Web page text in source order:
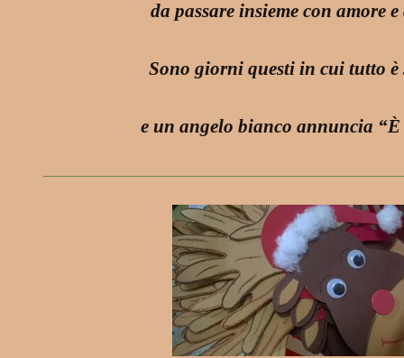
da passare insieme con amore
Sono giorni questi in cui tutto è
e un angelo bianco annuncia